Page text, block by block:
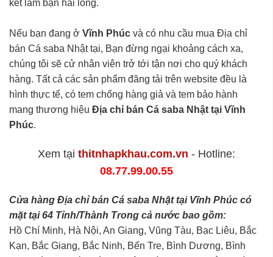
kết làm bạn hài lòng.
Nếu bạn đang ở Vĩnh Phúc và có nhu cầu mua Địa chỉ
bán Cá saba Nhật tại, Bạn đừng ngại khoảng cách xa,
chúng tôi sẽ cử nhân viên trở tới tận nơi cho quý khách
hàng. Tất cả các sản phẩm đăng tải trên website đều là
hình thực tế, có tem chống hàng giả và tem bảo hành
mang thương hiệu Địa chỉ bán Cá saba Nhật tại Vĩnh
Phúc.
Xem tại thitnhapkhau.com.vn - Hotline:
08.77.99.00.55
Cửa hàng Địa chỉ bán Cá saba Nhật tại Vĩnh Phúc có
mặt tại 64 Tỉnh/Thành Trong cả nước bao gồm:
Hồ Chí Minh, Hà Nội, An Giang, Vũng Tàu, Bạc Liêu, Bắc
Kạn, Bắc Giang, Bắc Ninh, Bến Tre, Bình Dương, Bình